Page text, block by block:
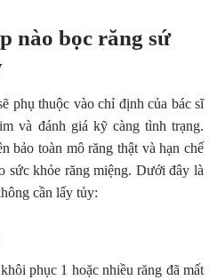
nào bọc răng sứ
phụ thuộc vào chỉ định của bác sĩ
và đánh giá kỹ càng tình trạng.
bảo toàn mô răng thật và hạn chế
sức khỏe răng miệng. Dưới đây là
cần lấy tủy:
phục 1 hoặc nhiều răng đã mất